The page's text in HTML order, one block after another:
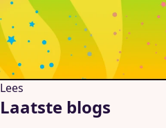
Lees
Laatste blogs